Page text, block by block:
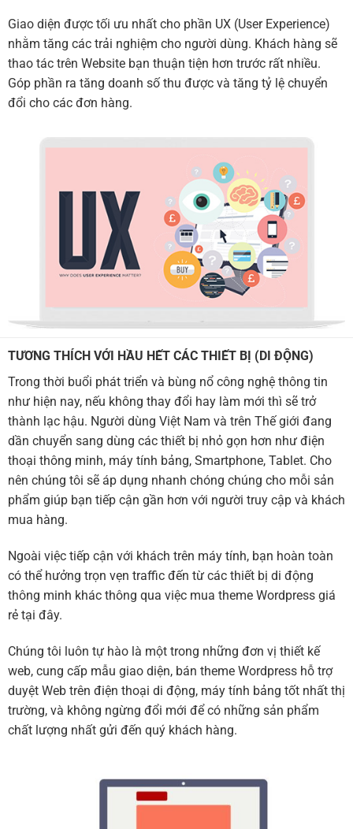
Giao diện được tối ưu nhất cho phần UX (User Experience)
nhằm tăng các trải nghiệm cho người dùng. Khách hàng sẽ
thao tác trên Website bạn thuận tiện hơn trước rất nhiều.
Góp phần ra tăng doanh số thu được và tăng tỷ lệ chuyển
đổi cho các đơn hàng.
TƯƠNG THÍCH VỚI HẦU HẾT CÁC THIẾT BỊ (DI ĐỘNG)
Trong thời buổi phát triển và bùng nổ công nghệ thông tin
như hiện nay, nếu không thay đổi hay làm mới thì sẽ trở
thành lạc hậu. Người dùng Việt Nam và trên Thế giới đang
dần chuyển sang dùng các thiết bị nhỏ gọn hơn như điện
thoại thông minh, máy tính bảng, Smartphone, Tablet. Cho
nên chúng tôi sẽ áp dụng nhanh chóng chúng cho mỗi sản
phẩm giúp bạn tiếp cận gần hơn với người truy cập và khách
mua hàng.
Ngoài việc tiếp cận với khách trên máy tính, bạn hoàn toàn
có thể hưởng trọn vẹn traffic đến từ các thiết bị di động
thông minh khác thông qua việc mua theme Wordpress giá
rẻ tại đây.
Chúng tôi luôn tự hào là một trong những đơn vị thiết kế
web, cung cấp mẫu giao diện, bán theme Wordpress hỗ trợ
duyệt Web trên điện thoại di động, máy tính bảng tốt nhất thị
trường, và không ngừng đổi mới để có những sản phẩm
chất lượng nhất gửi đến quý khách hàng.